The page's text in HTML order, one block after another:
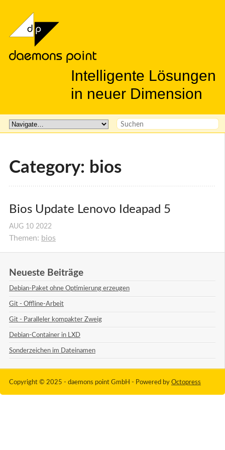
Intelligente Lösungen
in neuer Dimension
Category: bios
Bios Update Lenovo Ideapad 5
AUG 10 2022
Themen: bios
Neueste Beiträge
Debian-Paket ohne Optimierung erzeugen
Git - Offline-Arbeit
Git - Paralleler kompakter Zweig
Debian-Container in LXD
Sonderzeichen im Dateinamen
Copyright © 2025 - daemons point GmbH - Powered by Octopress